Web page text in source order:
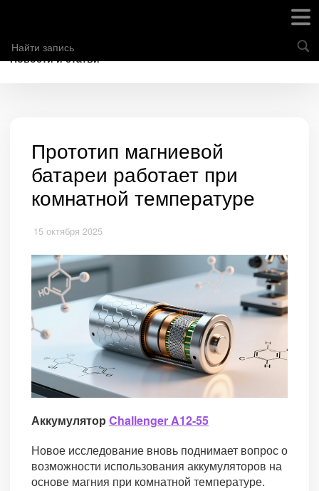
Новости и статьи
Прототип магниевой
батареи работает при
комнатной температуре
15 октября 2025
Аккумулятор Challenger A12-55
Новое исследование вновь поднимает вопрос о
возможности использования аккумуляторов на
основе магния при комнатной температуре.